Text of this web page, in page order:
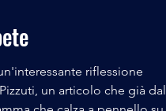
riflessione
un articolo che già dal